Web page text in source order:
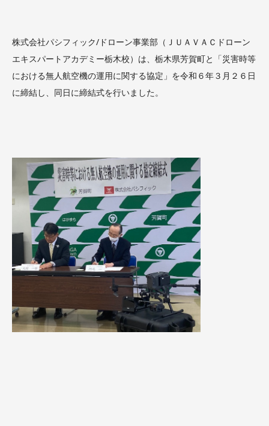
株式会社パシフィック/ドローン事業部（ＪＵＡＶＡＣドローン
エキスパートアカデミー栃木校）は、栃木県芳賀町と「災害時等
における無人航空機の運用に関する協定」を令和６年３月２６日
に締結し、同日に締結式を行いました。